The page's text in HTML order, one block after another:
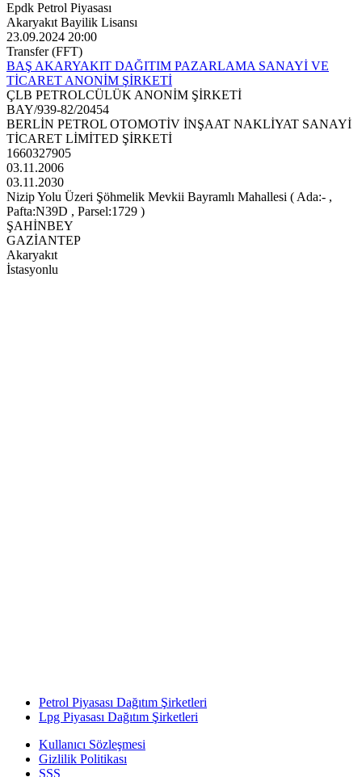
Epdk Petrol Piyasası
Akaryakıt Bayilik Lisansı
23.09.2024 20:00
Transfer (FFT)
BAŞ AKARYAKIT DAĞITIM PAZARLAMA SANAYİ VE
TİCARET ANONİM ŞİRKETİ
ÇLB PETROLCÜLÜK ANONİM ŞİRKETİ
BAY/939-82/20454
BERLİN PETROL OTOMOTİV İNŞAAT NAKLİYAT SANAYİ
TİCARET LİMİTED ŞİRKETİ
1660327905
03.11.2006
03.11.2030
Nizip Yolu Üzeri Şöhmelik Mevkii Bayramlı Mahallesi ( Ada:- ,
Pafta:N39D , Parsel:1729 )
ŞAHİNBEY
GAZİANTEP
Akaryakıt
İstasyonlu
Petrol Piyasası Dağıtım Şirketleri
Lpg Piyasası Dağıtım Şirketleri
Kullanıcı Sözleşmesi
Gizlilik Politikası
SSS